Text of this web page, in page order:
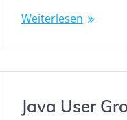
Weiterlesen
Java User